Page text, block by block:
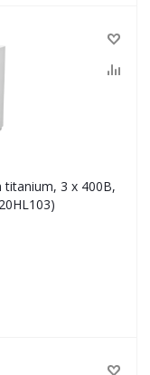
titanium, 3 х 400В,